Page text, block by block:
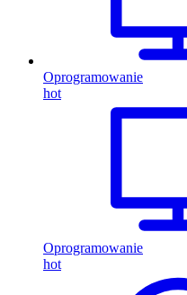
Oprogramowanie
hot
Oprogramowanie
hot